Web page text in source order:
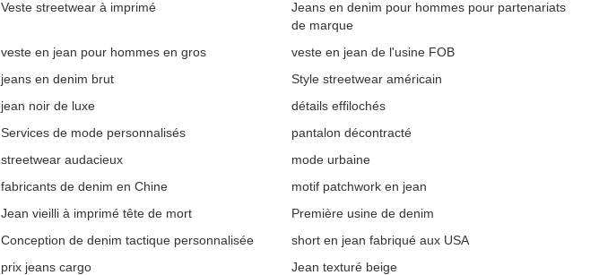
Veste streetwear à imprimé
Jeans en denim pour hommes pour partenariats
de marque
veste en jean pour hommes en gros
veste en jean de l'usine FOB
jeans en denim brut
Style streetwear américain
jean noir de luxe
détails effilochés
Services de mode personnalisés
pantalon décontracté
streetwear audacieux
mode urbaine
fabricants de denim en Chine
motif patchwork en jean
Jean vieilli à imprimé tête de mort
Première usine de denim
Conception de denim tactique personnalisée
short en jean fabriqué aux USA
prix jeans cargo
Jean texturé beige